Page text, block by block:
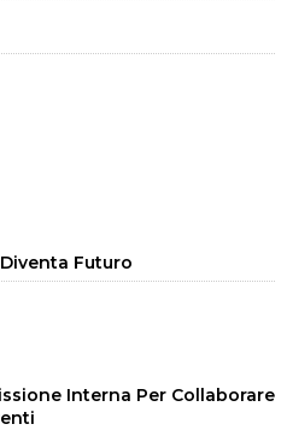
Futuro
Interna Per Collaborare